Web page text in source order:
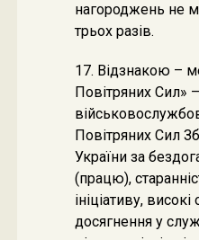
нагороджень не
трьох разів.
17. Відзнакою –
Повітряних Сил»
Повітряних Сил
України за
(працю),
ініціативу, високі
досягнення у